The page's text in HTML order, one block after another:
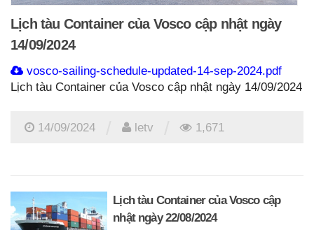
Lịch tàu Container của Vosco cập nhật ngày
14/09/2024
vosco-sailing-schedule-updated-14-sep-2024.pdf
Lịch tàu Container của Vosco cập nhật ngày 14/09/2024
14/09/2024 letv 1,671
Lịch tàu Container của Vosco cập
nhật ngày 22/08/2024